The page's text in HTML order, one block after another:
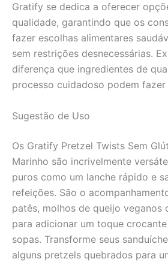
Gratify se dedica a oferecer
qualidade, garantindo que os
fazer escolhas alimentares
sem restrições desnecessárias.
diferença que ingredientes de
processo cuidadoso podem fazer
Sugestão de Uso
Os Gratify Pretzel Twists Sem
Marinho são incrivelmente
puros como um lanche rápido e
refeições. São o
patês, molhos de queijo veganos
para adicionar um toque
sopas. Transforme seus
alguns pretzels quebrados para